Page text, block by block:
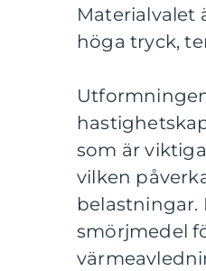
Materialvalet
höga tryck,
som är
vilken
belastningar.
smörjmedel